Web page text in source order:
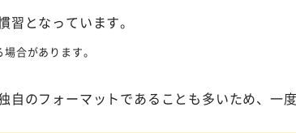
となっています。
合があります。
自のフォーマットであることも多いため、一